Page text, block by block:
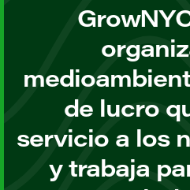
de lucro
servicio a los
y trabaja